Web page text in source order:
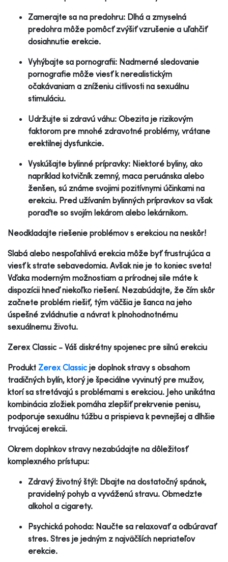
Zamerajte sa na predohru: Dlhá a zmyselná
predohra môže pomôcť zvýšiť vzrušenie a uľahčiť
dosiahnutie erekcie.
Vyhýbajte sa pornografii: Nadmerné sledovanie
pornografie môže viesť k nerealistickým
očakávaniam a zníženiu citlivosti na sexuálnu
stimuláciu.
Udržujte si zdravú váhu: Obezita je rizikovým
faktorom pre mnohé zdravotné problémy, vrátane
erektilnej dysfunkcie.
Vyskúšajte bylinné prípravky: Niektoré byliny, ako
napríklad kotvičník zemný, maca peruánska alebo
ženšen, sú známe svojimi pozitívnymi účinkami na
erekciu. Pred užívaním bylinných prípravkov sa však
poraďte so svojím lekárom alebo lekárnikom.
Neodkladajte riešenie problémov s erekciou na neskôr!
Slabá alebo nespoľahlivá erekcia môže byť frustrujúca a
viesť k strate sebavedomia. Avšak nie je to koniec sveta!
Vďaka moderným možnostiam a prírodnej sile máte k
dispozícii hneď niekoľko riešení. Nezabúdajte, že čím skôr
začnete problém riešiť, tým väčšia je šanca na jeho
úspešné zvládnutie a návrat k plnohodnotnému
sexuálnemu životu.
Zerex Classic - Váš diskrétny spojenec pre silnú erekciu
Produkt Zerex Classicje doplnok stravy s obsahom
tradičných bylín, ktorý je špeciálne vyvinutý pre mužov,
ktorí sa stretávajú s problémami s erekciou. Jeho unikátna
kombinácia zložiek pomáha zlepšiť prekrvenie penisu,
podporuje sexuálnu túžbu a prispieva k pevnejšej a dlhšie
trvajúcej erekcii.
Okrem doplnkov stravy nezabúdajte na dôležitosť
komplexného prístupu:
Zdravý životný štýl: Dbajte na dostatočný spánok,
pravidelný pohyb a vyváženú stravu. Obmedzte
alkohol a cigarety.
Psychická pohoda: Naučte sa relaxovať a odbúravať
stres. Stres je jedným z najväčších nepriateľov
erekcie.